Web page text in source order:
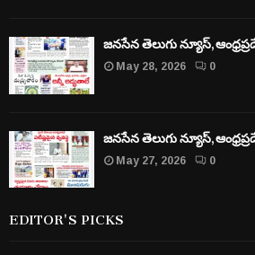
జనసేన తెలుగు న్యూస్,
May 28, 2026
0
జనసేన తెలుగు న్యూస్,
May 27, 2026
0
EDITOR'S PICKS